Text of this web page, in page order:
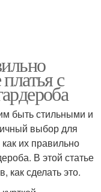
с
быть стильными и
выбор для
их правильно
В этой статье
как сделать это.